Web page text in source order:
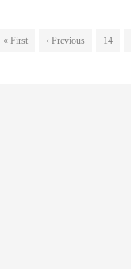
« First ‹ Previous 14